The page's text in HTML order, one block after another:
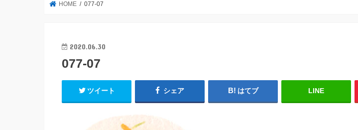
HOME 077-07
2020.06.30
077-07
ツイート シェア はてブ LINE